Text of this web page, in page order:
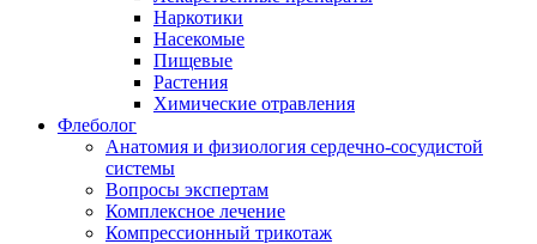
Наркотики
Насекомые
Пищевые
Растения
Химические отравления
Флеболог
Анатомия и физиология сердечно-сосудистой
системы
Вопросы экспертам
Комплексное лечение
Компрессионный трикотаж